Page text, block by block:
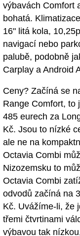
výbavách Comfort
bohatá.
16" litá kola,
navigací nebo
palubě, podobně
Carplay a Android
Ceny? Začíná se
Range Comfort, to
485 eurech za
Kč. Jsou to nízké
ale ne na
Octavia Combi
Nizozemsku to
Octavia Combi
odvodů začíná na
Kč. Uvážíme-li, že
třemi čtvrtinami
výbavou tak